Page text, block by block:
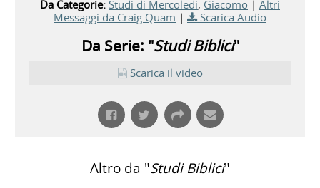
Da Categorie: Studi di Mercoledi, Giacomo | Altri
Messaggi da Craig Quam | Scarica Audio
Da Serie: "Studi Biblici"
Scarica il video
Altro da "Studi Biblici"